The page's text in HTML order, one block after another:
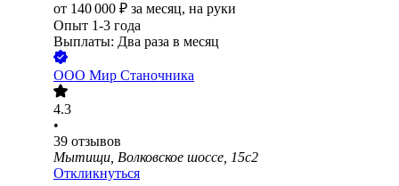
от 140 000 ₽ за месяц, на руки
Опыт 1-3 года
Выплаты: Два раза в месяц
ООО Мир Станочника
4.3
•
39 отзывов
Мытищи, Волковское шоссе, 15с2
Откликнуться